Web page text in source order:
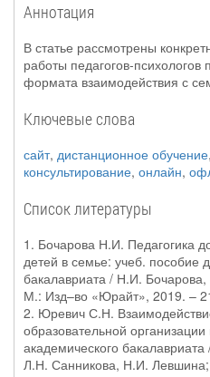
Аннотация
В статье рассмотрены
работы педагогов-
формата взаимодействия с
Ключевые слова
сайт, дистанционное обучение,
консультирование, онлайн,
Список литературы
1. Бочарова Н.И. Педагогика
детей в семье: учеб. пособие
бакалавриата / Н.И.
М.: Изд–во «Юрайт», 2019. –
2. Юревич С.Н.
образовательной
академического
Л.Н. Санникова, Н.И.